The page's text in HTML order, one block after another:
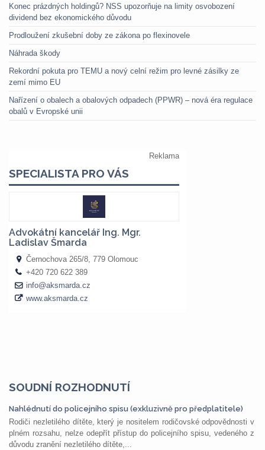
Konec prázdných holdingů? NSS upozorňuje na limity osvobození
dividend bez ekonomického důvodu
Prodloužení zkušební doby ze zákona po flexinovele
Náhrada škody
Rekordní pokuta pro TEMU a nový celní režim pro levné zásilky ze
zemí mimo EU
Nařízení o obalech a obalových odpadech (PPWR) – nová éra regulace
obalů v Evropské unii
SOUDNÍ ROZHODNUTÍ
Nahlédnutí do policejního spisu (exkluzivně pro předplatitele)
Rodiči nezletilého dítěte, který je nositelem rodičovské odpovědnosti v
plném rozsahu, nelze odepřít přístup do policejního spisu, vedeného z
důvodu zranění nezletilého dítěte,...